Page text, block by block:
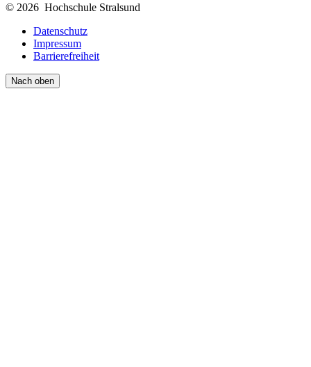
© 2026 Hochschule Stralsund
Datenschutz
Impressum
Barrierefreiheit
Nach oben